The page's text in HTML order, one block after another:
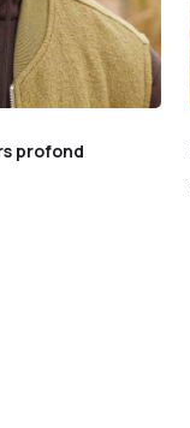
profond